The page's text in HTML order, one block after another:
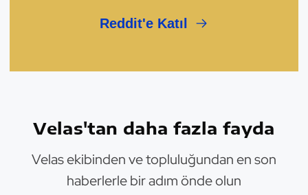
Reddit'e Katıl
Velas'tan daha fazla fayda
Velas ekibinden ve topluluğundan en son
haberlerle bir adım önde olun